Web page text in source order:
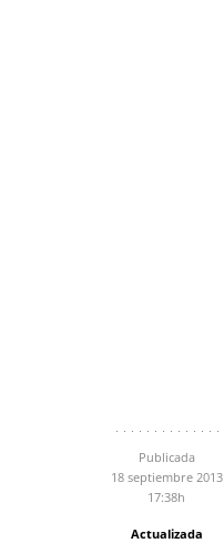
Publicada
18 septiembre 2013
17:38h
Actualizada